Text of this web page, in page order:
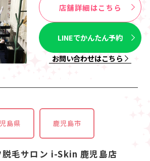
店舗詳細はこちら
LINEでかんたん予約
お問い合わせはこちら
島県 鹿児島市
脱毛サロン i-Skin 鹿児島店